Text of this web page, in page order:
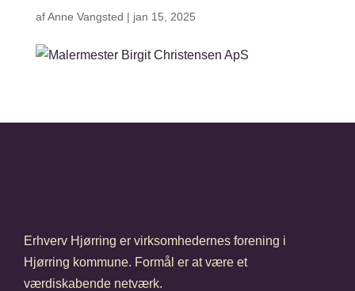
afAnne Vangsted | jan 15, 2025
Erhverv Hjørring er virksomhedernes forening i
Hjørring kommune. Formål er at være et
værdiskabende netværk.